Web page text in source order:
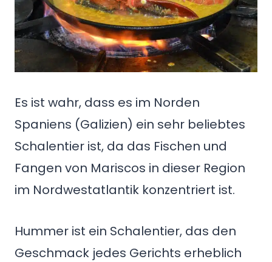
Es ist wahr, dass es im Norden
Spaniens (Galizien) ein sehr beliebtes
Schalentier ist, da das Fischen und
Fangen von Mariscos in dieser Region
im Nordwestatlantik konzentriert ist.
Hummer ist ein Schalentier, das den
Geschmack jedes Gerichts erheblich